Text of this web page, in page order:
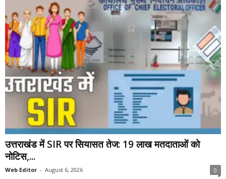
उत्तराखंड में SIR पर सियासत तेज: 19 लाख मतदाताओं को
नोटिस,...
Web Editor - August 6, 2026 0